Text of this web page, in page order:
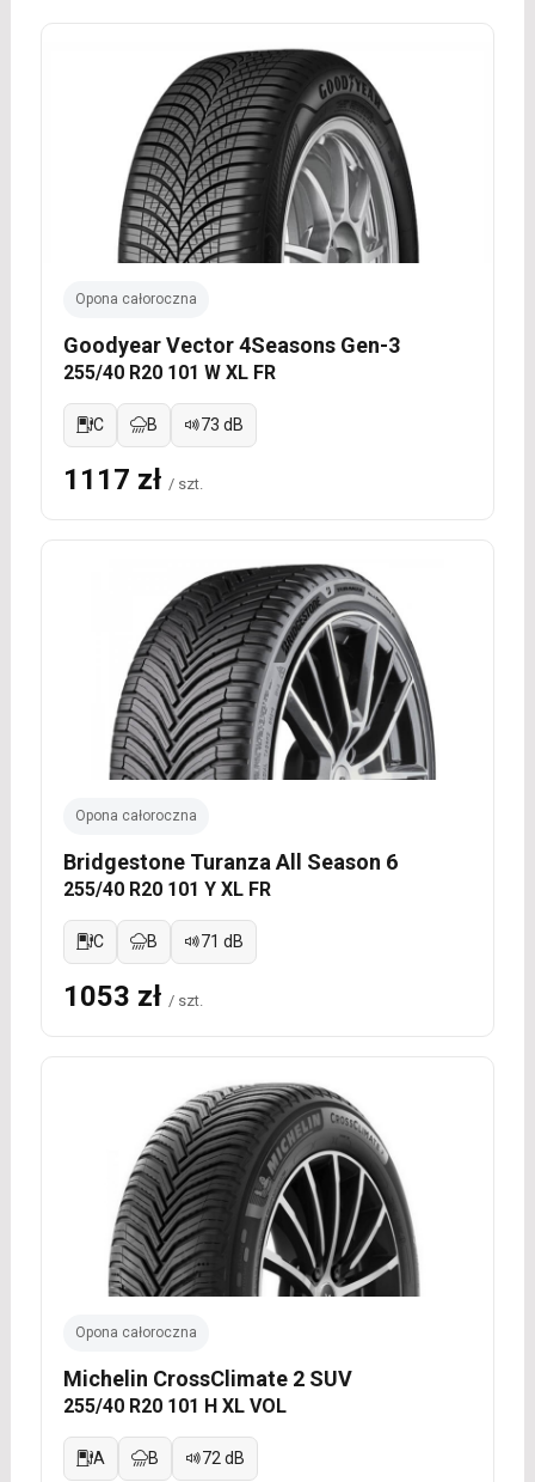
Opona całoroczna
Goodyear Vector 4Seasons Gen-3
255/40 R20 101 W XL FR
C B 73 dB
1117 zł / szt.
Opona całoroczna
Bridgestone Turanza All Season 6
255/40 R20 101 Y XL FR
C B 71 dB
1053 zł / szt.
Opona całoroczna
Michelin CrossClimate 2 SUV
255/40 R20 101 H XL VOL
A B 72 dB